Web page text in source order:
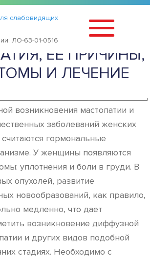
слабовидящих
ЛО-63-01-0516КИСТОЗНАЯ
ЕЕ ПРИЧИНЫ,
И ЛЕЧЕНИЕ
возникновения мастопатии и
заболеваний женских
гормональные
У женщины появляются
уплотнения и боли в груди. В
опухолей, развитие
новообразований, как правило,
медленно, что дает
возникновение диффузной
и других видов подобной
стадиях. Необходимо с